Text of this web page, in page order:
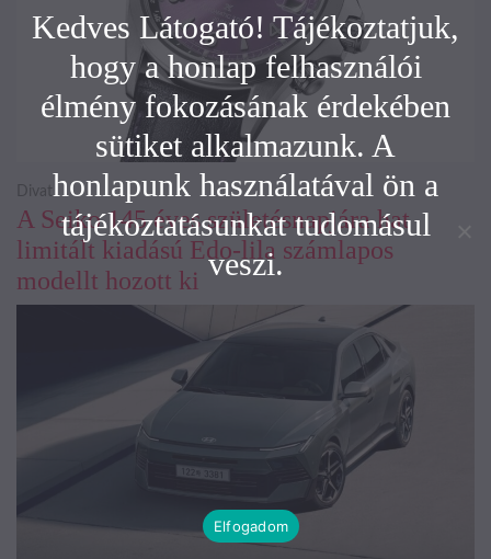
A Seiko 145 éves születésnapjára hat
limitált kiadású Edo-lila számlapos
modellt hozott ki
Divat
Kedves Látogató! Tájékoztatjuk,
hogy a honlap felhasználói
élmény fokozásának érdekében
sütiket alkalmazunk. A
honlapunk használatával ön a
tájékoztatásunkat tudomásul
veszi.
Elfogadom